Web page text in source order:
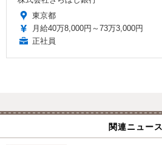
東京都
月給40万8,000円～73万3,000円
正社員
関連ニュース